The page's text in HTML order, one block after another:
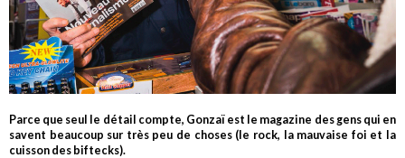
Parce que seul le détail compte, Gonzaï est le magazine des gens qui en
savent beaucoup sur très peu de choses (le rock, la mauvaise foi et la
cuisson des biftecks).